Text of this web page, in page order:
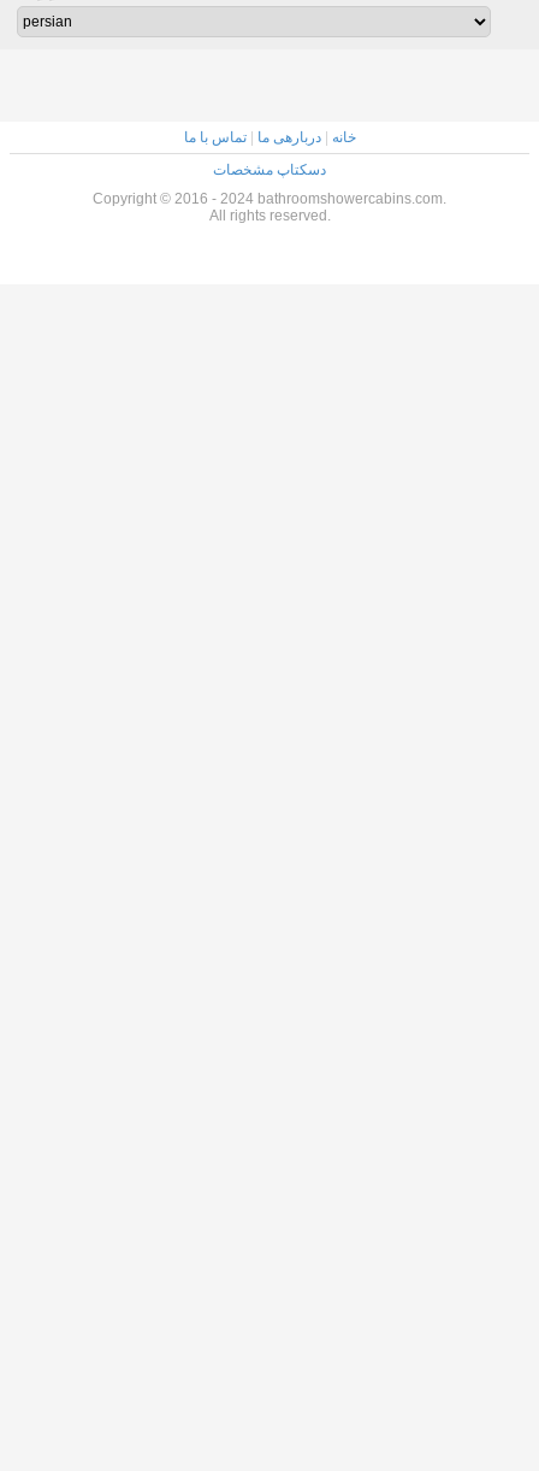
خانه |دربارهی ما |تماس با ما
دسکتاپ مشخصات
Copyright © 2016 - 2024 bathroomshowercabins.com.
All rights reserved.